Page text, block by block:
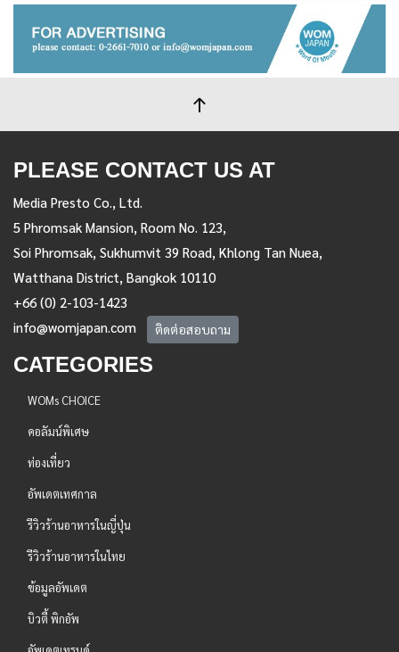
PLEASE CONTACT US AT
Media Presto Co., Ltd.
5 Phromsak Mansion, Room No. 123,
Soi Phromsak, Sukhumvit 39 Road, Khlong Tan Nuea,
Watthana District, Bangkok 10110
+66 (0) 2-103-1423
info@womjapan.com
ติดต่อสอบถาม
CATEGORIES
WOMs CHOICE
คอลัมน์พิเศษ
ท่องเที่ยว
อัพเดตเทศกาล
รีวิวร้านอาหารในญี่ปุ่น
รีวิวร้านอาหารในไทย
ข้อมูลอัพเดต
บิวตี้ พิกอัพ